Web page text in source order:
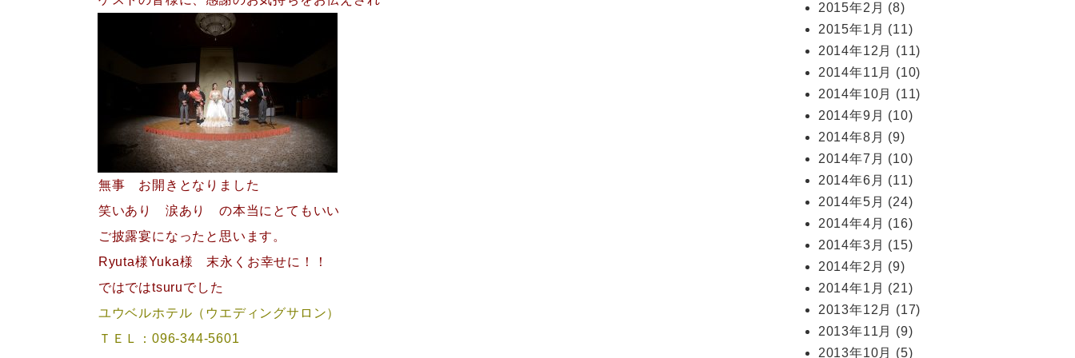
無事 お開きとなりました
笑いあり 涙あり の本当にとてもいい
ご披露宴になったと思います。
Ryuta様Yuka様 末永くお幸せに！！
ではではtsuruでした
ユウベルホテル（ウエディングサロン）
ＴＥＬ：096-344-5601
2015年2月 (8)
2015年1月 (11)
2014年12月
(11)
2014年11月
(10)
2014年10月
(11)
2014年9月 (10)
2014年8月 (9)
2014年7月 (10)
2014年6月 (11)
2014年5月 (24)
2014年4月 (16)
2014年3月 (15)
2014年2月 (9)
2014年1月 (21)
2013年12月
(17)
2013年11月
(9)
2013年10月
(5)